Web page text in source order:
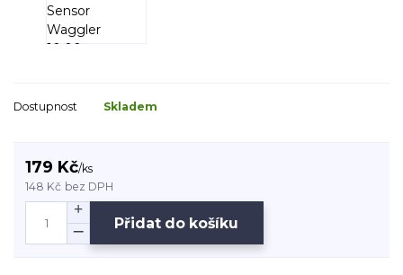
Dostupnost Skladem
179 Kč/ks
148 Kč bez DPH
Přidat do košíku